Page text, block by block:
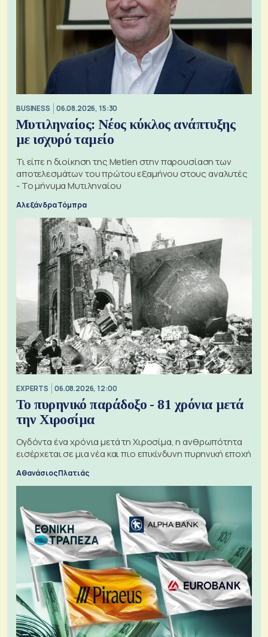
BUSINESS 06.08.2026, 15:30
Μυτιληναίος: Νέος κύκλος ανάπτυξης
με ισχυρό ταμείο
Τι είπε η διοίκηση της Metlen στην παρουσίαση των
αποτελεσμάτων του πρώτου εξαμήνου στους αναλυτές
- Το μήνυμα Μυτιληναίου
Αλεξάνδρα Τόμπρα
EXPERTS 06.08.2026, 12:00
Το πυρηνικό παράδοξο - 81 χρόνια μετά
την Χιροσίμα
Ογδόντα ένα χρόνια μετά τη Χιροσίμα, η ανθρωπότητα
εισέρχεται σε μια νέα και πιο επικίνδυνη πυρηνική εποχή
Αθανάσιος Πλατιάς